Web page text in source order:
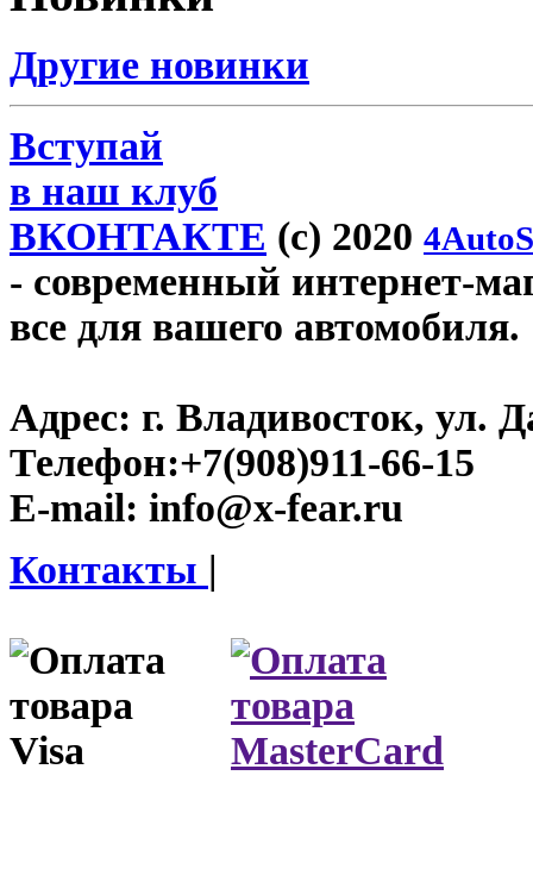
Другие новинки
Вступай
в наш клуб
ВКОНТАКТЕ (c) 2020
- современный интернет-
все для вашего автомобиля.
Адрес: г. Владивосток, ул.
Телефон:+7(908)911-66-15
E-mail: info@x-fear.ru
Контакты |